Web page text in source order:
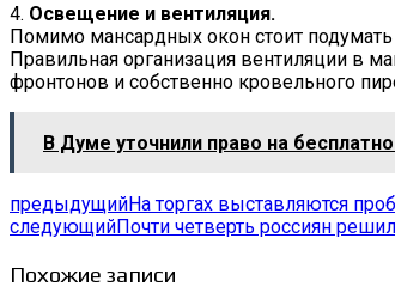
4. Освещение и вентиляция.
Помимо мансардных окон стоит
Правильная организация вентиляции в
фронтонов и собственно кровельного
В Думе уточнили право на
предыдущийНа торгах выставляются
следующийПочти четверть россиян
Похожие записи